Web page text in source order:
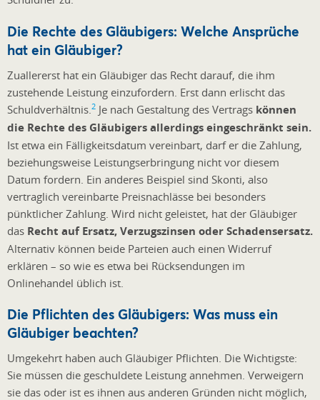
Die Rechte des Gläubigers: Welche Ansprüche
hat ein Gläubiger?
Zuallererst hat ein Gläubiger das Recht darauf, die ihm
zustehende Leistung einzufordern. Erst dann erlischt das
Schuldverhältnis. 2 Je nach Gestaltung des Vertrags können
die Rechte des Gläubigers allerdings eingeschränkt sein.
Ist etwa ein Fälligkeitsdatum vereinbart, darf er die Zahlung,
beziehungsweise Leistungserbringung nicht vor diesem
Datum fordern. Ein anderes Beispiel sind Skonti, also
vertraglich vereinbarte Preisnachlässe bei besonders
pünktlicher Zahlung. Wird nicht geleistet, hat der Gläubiger
das Recht auf Ersatz,Verzugszinsen oder Schadensersatz.
Alternativ können beide Parteien auch einen Widerruf
erklären – so wie es etwa bei Rücksendungen im
Onlinehandel üblich ist.
Die Pflichten des Gläubigers: Was muss ein
Gläubiger beachten?
Umgekehrt haben auch Gläubiger Pflichten. Die Wichtigste:
Sie müssen die geschuldete Leistung annehmen. Verweigern
sie das oder ist es ihnen aus anderen Gründen nicht möglich,